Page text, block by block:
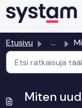
Siirry pääsisältöön
Etusivu ...
Miten